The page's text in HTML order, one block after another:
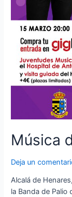
Música
Deja un
Alcalá de
la Banda de